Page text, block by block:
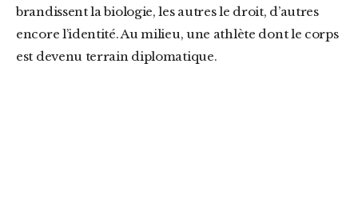
brandissent la biologie, les autres le droit, d’autres
encore l’identité. Au milieu, une athlète dont le corps
est devenu terrain diplomatique.